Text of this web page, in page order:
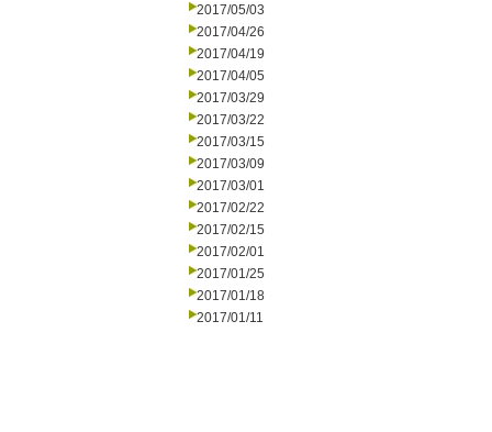
2017/05/03
2017/04/26
2017/04/19
2017/04/05
2017/03/29
2017/03/22
2017/03/15
2017/03/09
2017/03/01
2017/02/22
2017/02/15
2017/02/01
2017/01/25
2017/01/18
2017/01/11